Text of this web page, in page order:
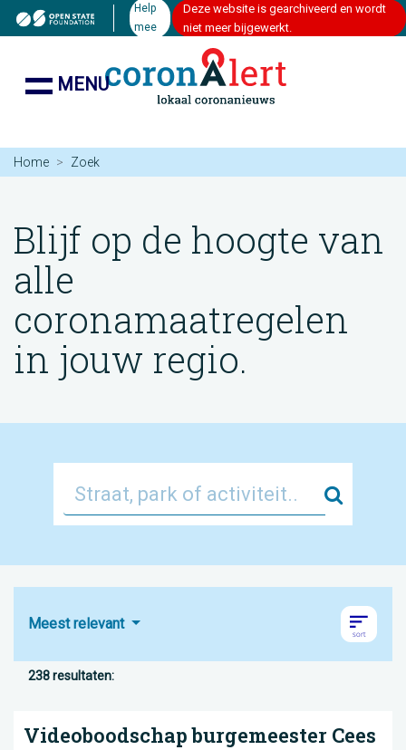
Help
mee
Deze website is gearchiveerd en wordt
niet meer bijgewerkt.
MENU
Home Zoek
Blijf op de hoogte van
alle
coronamaatregelen
in jouw regio.
Zoek
Meest relevant
238 resultaten:
Videoboodschap burgemeester Cees